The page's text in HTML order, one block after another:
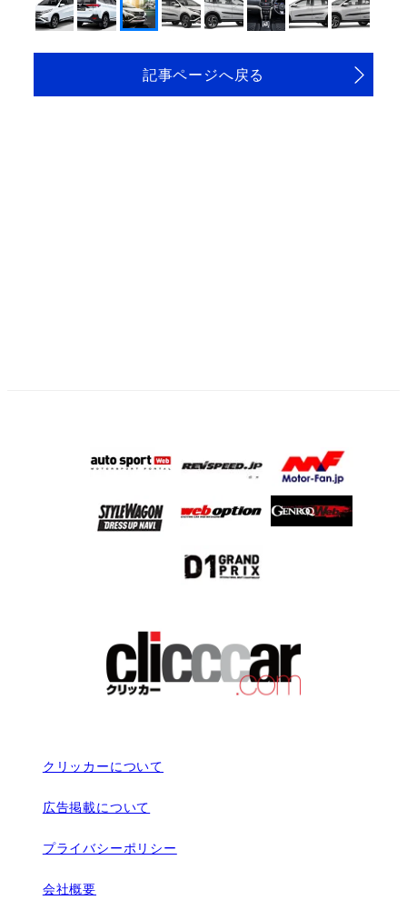
記事ページへ戻る
クリッカーについて
広告掲載について
プライバシーポリシー
会社概要